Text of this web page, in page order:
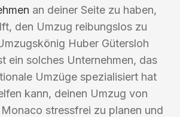
an deiner Seite zu haben,
den Umzug reibungslos zu
Huber Gütersloh
ein solches Unternehmen, das
Umzüge spezialisiert hat
kann, deinen Umzug von
stressfrei zu planen und